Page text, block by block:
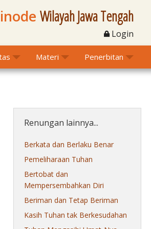
Wilayah Jawa Tengah
Login
Materi Penerbitan
Renungan lainnya...
Berkata dan Berlaku Benar
Pemeliharaan Tuhan
Bertobat dan
Mempersembahkan Diri
Beriman dan Tetap Beriman
Kasih Tuhan tak Berkesudahan